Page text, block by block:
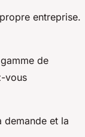
entreprise.
de
vous
demande et la